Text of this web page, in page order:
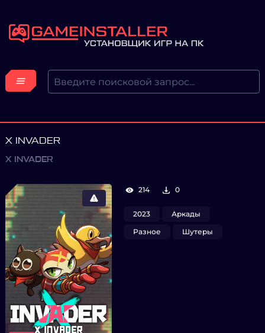
X INVADER
X INVADER
214 0
2023
Аркады
Разное
Шутеры